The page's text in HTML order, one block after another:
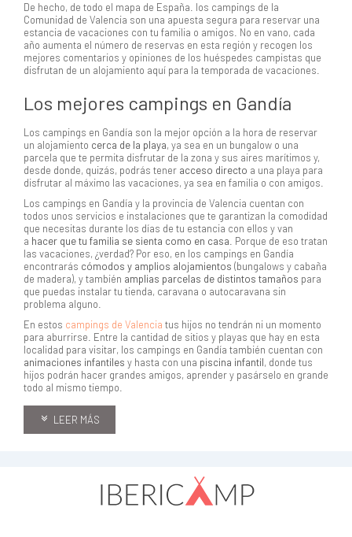
De hecho, de todo el mapa de España. los campings de la
Comunidad de Valencia son una apuesta segura para reservar una
estancia de vacaciones con tu familia o amigos. No en vano, cada
año aumenta el número de reservas en esta región y recogen los
mejores comentarios y opiniones de los huéspedes campistas que
disfrutan de un alojamiento aquí para la temporada de vacaciones.
Los mejores campings en Gandía
Los campings en Gandía son la mejor opción a la hora de reservar
un alojamiento cerca de la playa, ya sea en un bungalow o una
parcela que te permita disfrutar de la zona y sus aires marítimos y,
desde donde, quizás, podrás tener acceso directo a una playa para
disfrutar al máximo las vacaciones, ya sea en familia o con amigos.
Los campings en Gandía y la provincia de Valencia cuentan con
todos unos servicios e instalaciones que te garantizan la comodidad
que necesitas durante los días de tu estancia con ellos y van
a hacer que tu familia se sienta como en casa . Porque de eso tratan
las vacaciones, ¿verdad? Por eso, en los campings en Gandía
encontrarás cómodos y amplios alojamientos (bungalows y cabaña
de madera), y también amplias parcelas de distintos tamaños para
que puedas instalar tu tienda, caravana o autocaravana sin
problema alguno.
En estos campings de Valencia tus hijos no tendrán ni un momento
para aburrirse. Entre la cantidad de sitios y playas que hay en esta
localidad para visitar, los campings en Gandía también cuentan con
animaciones infantiles y hasta con una piscina infantil, donde tus
hijos podrán hacer grandes amigos, aprender y pasárselo en grande
todo al mismo tiempo.
LEER MÁS